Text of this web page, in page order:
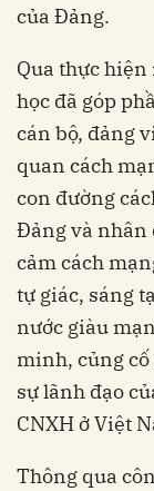
của Đảng.
Qua thực
học đã góp
cán bộ, đảng
quan cách
con đường
Đảng và nhân
cảm cách
tự giác, sáng
nước giàu
minh, củng
sự lãnh đạo
CNXH ở Việt
Thông qua